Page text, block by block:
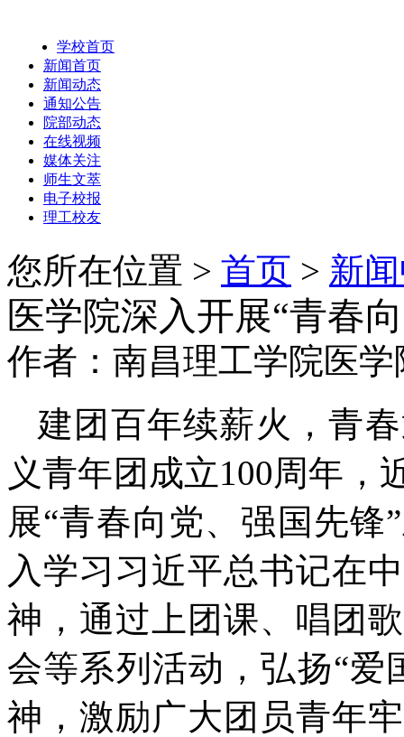
学校首页
新闻首页
新闻动态
通知公告
院部动态
在线视频
媒体关注
师生文萃
电子校报
理工校友
您所在位置 > 首页 > 新
医学院深入开展“青春
作者：南昌理工学院医
建团百年续薪火，青
义青年团成立100周年，
展“青春向党、强国先
入学习习近平总书记在
神，通过上团课、唱团
会等系列活动，弘扬“爱
神，激励广大团员青年